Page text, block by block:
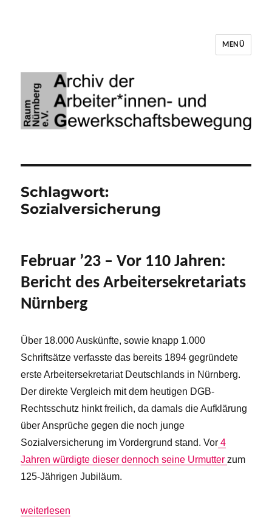
Gewerkschaftsbewegung Raum Nürnberg
MENÜ
Schlagwort:
Sozialversicherung
Februar ’23 – Vor 110 Jahren:
Bericht des Arbeitersekretariats
Nürnberg
Über 18.000 Auskünfte, sowie knapp 1.000
Schriftsätze verfasste das bereits 1894 gegründete
erste Arbeitersekretariat Deutschlands in Nürnberg.
Der direkte Vergleich mit dem heutigen DGB-
Rechtsschutz hinkt freilich, da damals die Aufklärung
über Ansprüche gegen die noch junge
Sozialversicherung im Vordergrund stand. Vor 4
Jahren würdigte dieser dennoch seine Urmutterzum
125-Jährigen Jubiläum.
„Februar ’23 – Vor 110 Jahren: Bericht des
weiterlesen